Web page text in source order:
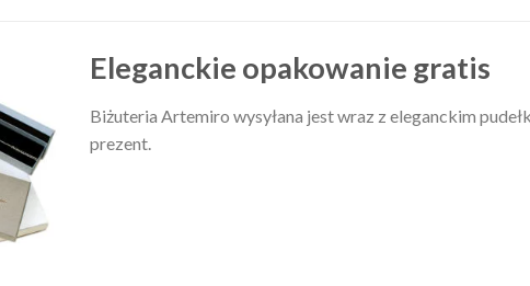
Eleganckie opakowanie gratis
Biżuteria Artemiro wysyłana jest wraz z eleganckim
prezent.